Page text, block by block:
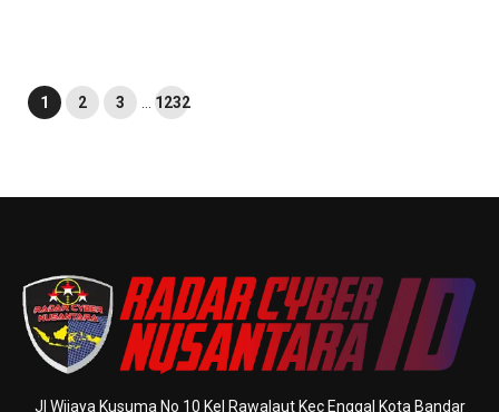
1 2 3 … 1232
Jl Wijaya Kusuma No 10 Kel Rawalaut Kec Enggal Kota Bandar